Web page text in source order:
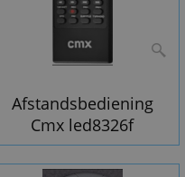
Afstandsbediening
Cmx led8326f